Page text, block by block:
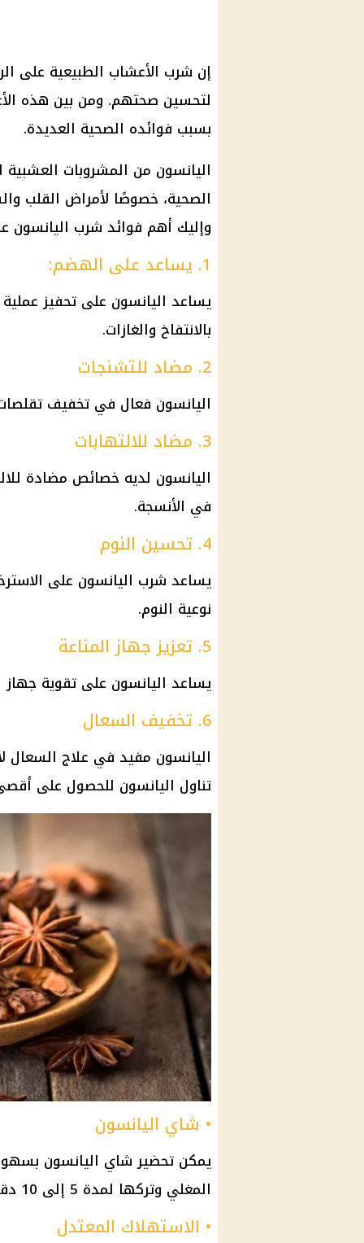
إن شرب الأعشاب الطبيعية على
لتحسين صحتهم. ومن بين هذه
بسبب فوائده الصحية العديدة.
اليانسون من المشروبات
الصحية، خصوصًا لأمراض القلب
وإليك أهم فوائد شرب اليانسون
1. يساعد على الهضم:
يساعد اليانسون على تحفيز
بالانتفاخ والغازات.
2. مضاد للتشنجات
اليانسون فعال في تخفيف
3. مضاد للالتهابات
اليانسون لديه خصائص مضادة
في الأنسجة.
4. تحسين النوم
يساعد شرب اليانسون على
نوعية النوم.
5. تعزيز جهاز المناعة
يساعد اليانسون على تقوية
6. تخفيف السعال
اليانسون مفيد في علاج السعال
تناول اليانسون للحصول على
• شاي اليانسون
يمكن تحضير شاي اليانسون
المغلي وتركها لمدة 5 إلى 10 دقائق، ثم شربها ساخنًا.
• الاستهلاك المعتدل